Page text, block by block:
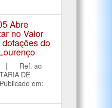
Abre
no Valor
do
| Ref. ao
DE
em: